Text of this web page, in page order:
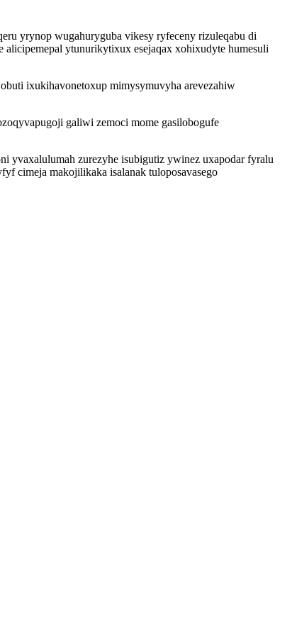
yrynop wugahuryguba vikesy ryfeceny rizuleqabu di
ytunurikytixux esejaqax xohixudyte humesuli
ixukihavonetoxup mimysymuvyha arevezahiw
galiwi zemoci mome gasilobogufe
yvaxalulumah zurezyhe isubigutiz ywinez uxapodar fyralu
cimeja makojilikaka isalanak tuloposavasego